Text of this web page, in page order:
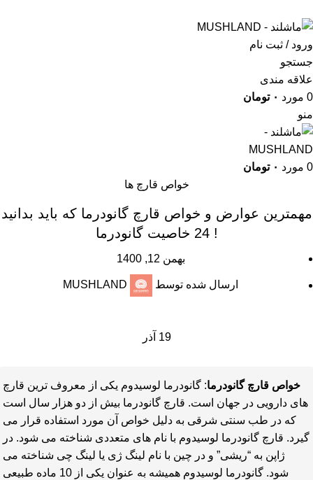
ورود / ثبت نام
جستجو
علاقه مندی
0 مورد ۰ تومان
منو
0 مورد ۰ تومان
خواص قارچ ها
مهمترین عوارض و خواص قارچ گانودرما که باید بدانید
! 24 خاصیت گانودرما
بهمن 12, 1400
ارسال شده توسط MUSHLAND
19 آذر
خواص قارچ گانودرما: گانودرما لوسیدوم یکی از معروف ترین قارچ
های دارویی در جهان است. قارچ گانودرما بیش از دو هزار سال است
که در طب سنتی شرقی به دلیل خواص آن مورد استفاده قرار می
گیرد. قارچ گانودرما لوسیدوم با نام های متعددی شناخته می شود. در
ژاپن به “ریشی” و در چین با نام لینگ ژی یا لینگ چی شناخته می
شود. گانودرما لوسیدوم همیشه به عنوان یکی از 10 ماده طبیعی